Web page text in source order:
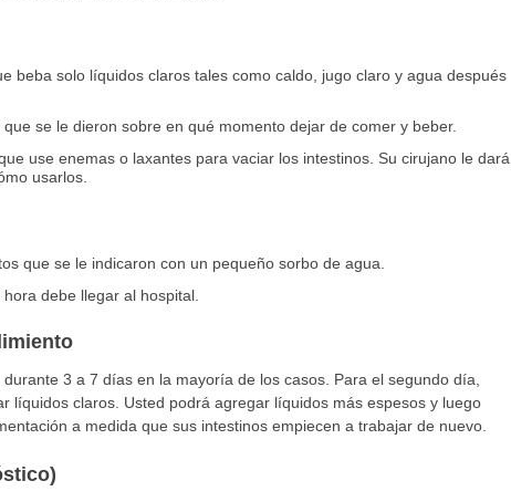
beba solo líquidos claros tales como caldo, jugo claro y agua después
se le dieron sobre en qué momento dejar de comer y beber.
use enemas o laxantes para vaciar los intestinos. Su cirujano le dará
usarlos.
que se le indicaron con un pequeño sorbo de agua.
debe llegar al hospital.
3 a 7 días en la mayoría de los casos. Para el segundo día,
líquidos claros. Usted podrá agregar líquidos más espesos y luego
a medida que sus intestinos empiecen a trabajar de nuevo.